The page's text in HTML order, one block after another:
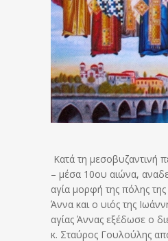
Κατά τη μεσοβυζαντινή
– μέσα 10ου αιώνα,
αγία μορφή της πόλης
Άννα και ο υιός της
αγίας Άννας εξέδωσε ο
κ. Σταύρος Γουλούλης